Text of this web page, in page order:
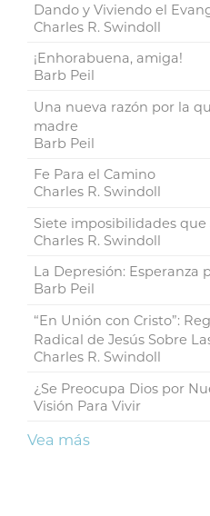
Dando y Viviendo el
Charles R. Swindoll
¡Enhorabuena, amiga!
Barb Peil
Una nueva razón por la
madre
Barb Peil
Fe Para el Camino
Charles R. Swindoll
Siete imposibilidades que
Charles R. Swindoll
La Depresión: Esperanza
Barb Peil
“En Unión con Cristo”:
Radical de Jesús Sobre
Charles R. Swindoll
¿Se Preocupa Dios por
Visión Para Vivir
Vea más